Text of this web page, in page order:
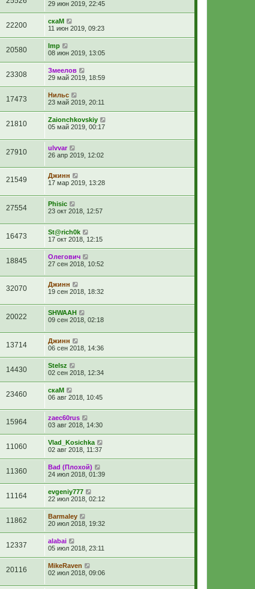
29 июн 2019, 22:45
22200
скаМ
11 июн 2019, 09:23
20580
Imp
08 июн 2019, 13:05
23308
Змеелов
29 май 2019, 18:59
17473
Нильс
23 май 2019, 20:11
21810
Zaionchkovskiy
05 май 2019, 00:17
27910
ulvvar
26 апр 2019, 12:02
21549
Джинн
17 мар 2019, 13:28
27554
Phisic
23 окт 2018, 12:57
16473
St@rich0k
17 окт 2018, 12:15
18845
Олегович
27 сен 2018, 10:52
32070
Джинн
19 сен 2018, 18:32
20022
SHWAAH
09 сен 2018, 02:18
13714
Джинн
06 сен 2018, 14:36
14430
Stelsz
02 сен 2018, 12:34
23460
скаМ
06 авг 2018, 10:45
15964
zaec60rus
03 авг 2018, 14:30
11060
Vlad_Kosichka
02 авг 2018, 11:37
11360
Bad (Плохой)
24 июл 2018, 01:39
11164
evgeniy777
22 июл 2018, 02:12
11862
Barmaley
20 июл 2018, 19:32
12337
alabai
05 июл 2018, 23:11
20116
MikeRaven
02 июл 2018, 09:06